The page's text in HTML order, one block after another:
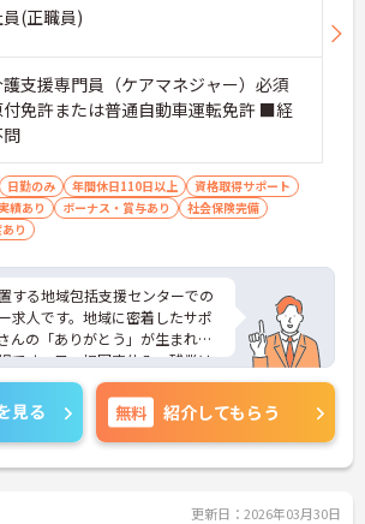
(正職員)
支援専門員（ケアマネジャー）必須
免許または普通自動車運転免許 ■経
日勤のみ 年間休日110日以上
資格取得サポート
績あり
ボーナス・賞与あり
社会保険完備
り
する地域包括支援センターでの
求人です。地域に密着したサポ
んの「ありがとう」が生まれる
です。日・祝固定休み、残業は
ートとの両立もしやすい環境で
には、面接対策ポイントなど、
いたしますのでお気軽にご相談
見る 無料 紹介してもらう
更新日：2026年03月30日